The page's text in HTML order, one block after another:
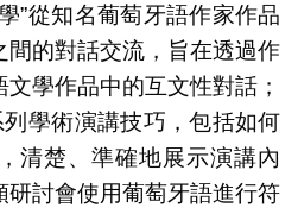
”從知名葡萄牙語作家作品
間的對話交流，旨在透過作
學作品中的互文性對話；
列學術演講技巧，包括如何
清楚、準確地展示演講內
研討會使用葡萄牙語進行符